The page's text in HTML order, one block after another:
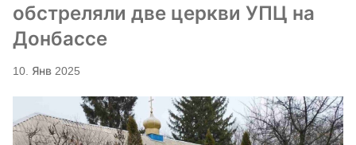
обстреляли две церкви УПЦ на
Донбассе
10. Янв 2025